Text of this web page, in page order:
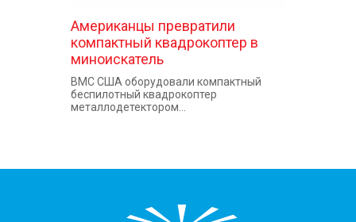
Американцы превратили
компактный квадрокоптер в
миноискатель
ВМС США оборудовали компактный
беспилотный квадрокоптер
металлодетектором...